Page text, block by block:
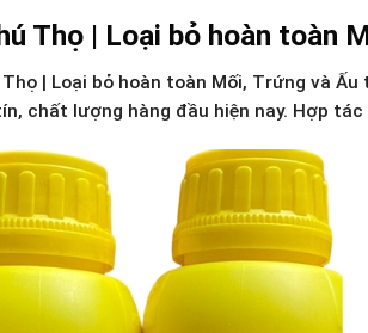
Thọ | Loại bỏ hoàn toàn
| Loại bỏ hoàn toàn Mối, Trứng và
chất lượng hàng đầu hiện nay. Hợp